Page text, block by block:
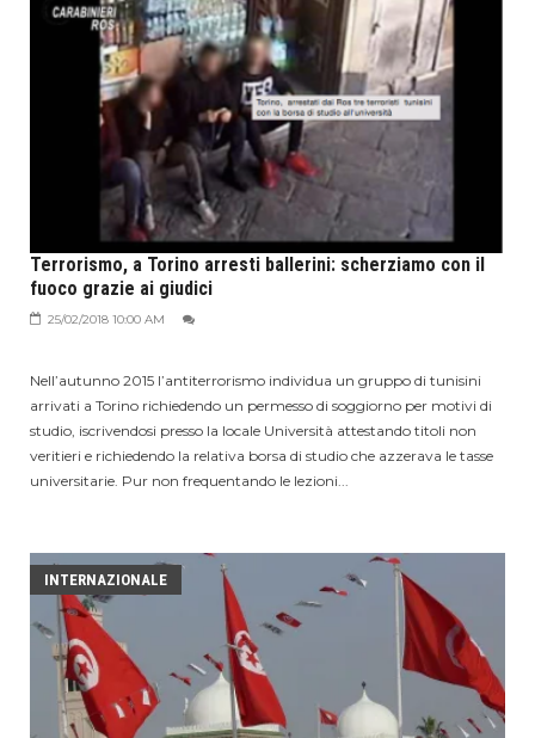
Terrorismo, a Torino arresti ballerini: scherziamo con il
fuoco grazie ai giudici
25/02/2018 10:00 AM
Nell’autunno 2015 l’antiterrorismo individua un gruppo di tunisini
arrivati a Torino richiedendo un permesso di soggiorno per motivi di
studio, iscrivendosi presso la locale Università attestando titoli non
veritieri e richiedendo la relativa borsa di studio che azzerava le tasse
universitarie. Pur non frequentando le lezioni...
INTERNAZIONALE